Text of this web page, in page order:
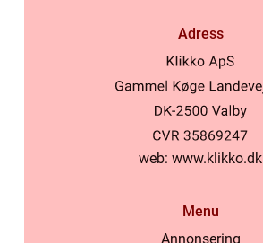
Adress
web: www.klikko.dk
Menu
Annonsering